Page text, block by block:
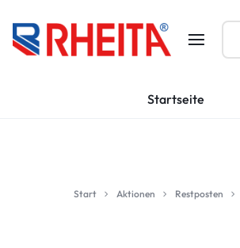
KRAUTKRÄMER
Startseite
Start Aktionen Restposten